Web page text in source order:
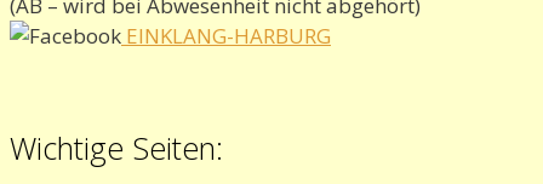
EINKLANG-HARBURG
Wichtige Seiten: